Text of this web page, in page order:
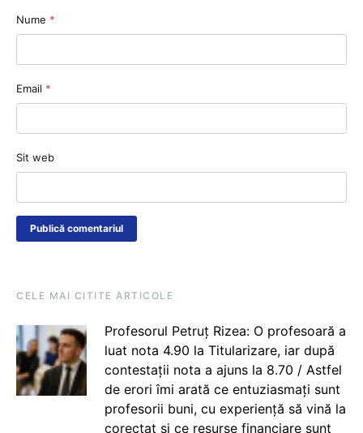
Nume *
Email *
Sit web
CELE MAI CITITE ARTICOLE
Profesorul Petruț Rizea: O profesoară a
luat nota 4.90 la Titularizare, iar după
contestații nota a ajuns la 8.70 / Astfel
de erori îmi arată ce entuziasmați sunt
profesorii buni, cu experiență să vină la
corectat și ce resurse financiare sunt